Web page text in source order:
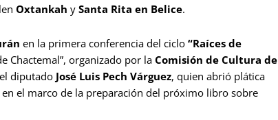
Oxtankah y Santa Rita en Belice.
en la primera conferencia del ciclo “Raíces de
Chactemal”, organizado por la Comisión de Cultura de
diputado José Luis Pech Várguez, quien abrió plática
el marco de la preparación del próximo libro sobre